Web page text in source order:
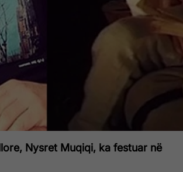
Nysret Muqiqi, ka festuar në